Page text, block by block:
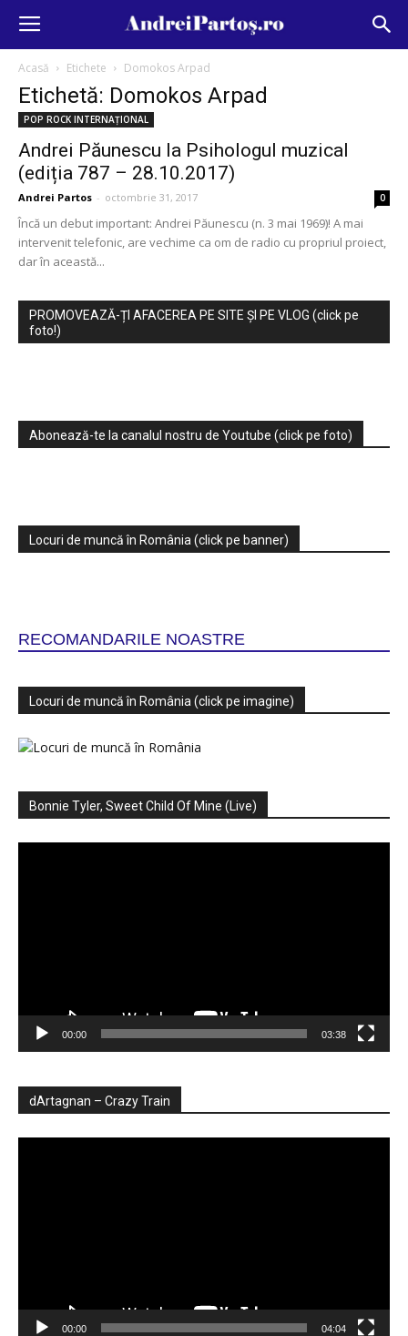
Acasă Etichete Domokos Arpad
Etichetă: Domokos Arpad
POP ROCK INTERNAȚIONAL
Andrei Păunescu la Psihologul muzical
(ediția 787 – 28.10.2017)
Andrei Partos - octombrie 31, 2017 0
Încă un debut important: Andrei Păunescu (n. 3 mai 1969)! A mai
intervenit telefonic, are vechime ca om de radio cu propriul proiect,
dar în această...
PROMOVEAZĂ-ȚI AFACEREA PE SITE ȘI PE VLOG (click pe
foto!)
Abonează-te la canalul nostru de Youtube (click pe foto)
Locuri de muncă în România (click pe banner)
RECOMANDARILE NOASTRE
Locuri de muncă în România (click pe imagine)
Bonnie Tyler, Sweet Child Of Mine (Live)
00:00 03:38
dArtagnan – Crazy Train
00:00 04:04